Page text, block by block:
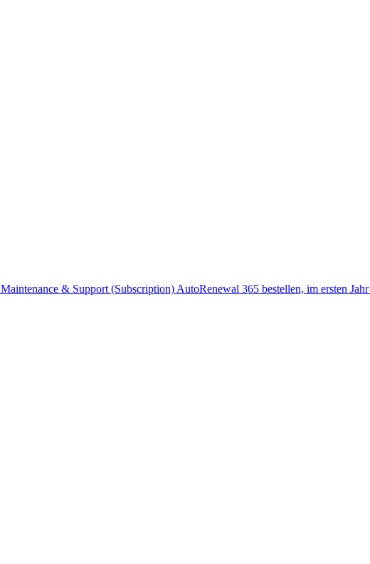
Maintenance & Support (Subscription) AutoRenewal 365 bestellen, im ersten Jahr